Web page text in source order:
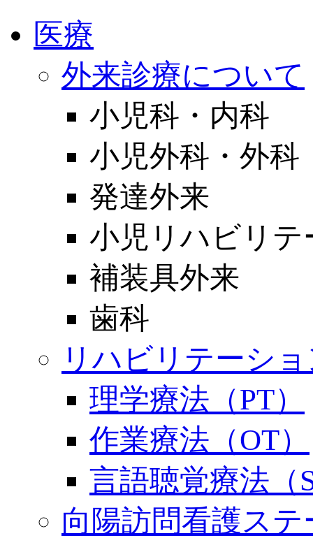
医療
外来診療について
小児科・内科
小児外科・外科
発達外来
小児リハビリ
補装具外来
歯科
リハビリテーシ
理学療法（PT）
作業療法（OT）
言語聴覚療法（
向陽訪問看護ス